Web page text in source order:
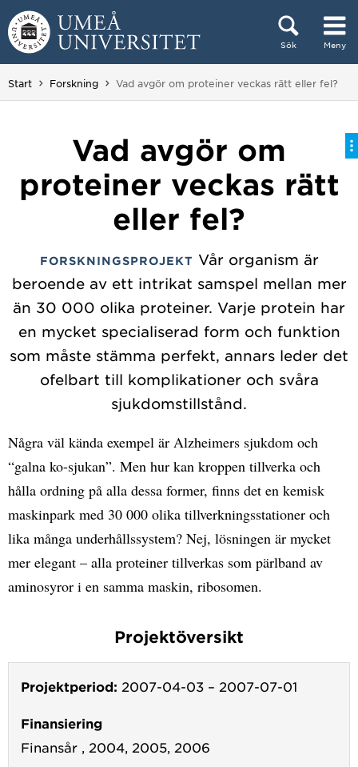
Hoppa direkt till innehållet
Sök Meny
Huvudmenyn dold.
Start Forskning Du är här:
Vad avgör om proteiner veckas rätt eller fel?
Vad avgör om
proteiner veckas rätt
eller fel?
FORSKNINGSPROJEKT Vår organism är
beroende av ett intrikat samspel mellan mer
än 30 000 olika proteiner. Varje protein har
en mycket specialiserad form och funktion
som måste stämma perfekt, annars leder det
ofelbart till komplikationer och svåra
sjukdomstillstånd.
Några väl kända exempel är Alzheimers sjukdom och
“galna ko-sjukan”. Men hur kan kroppen tillverka och
hålla ordning på alla dessa former, finns det en kemisk
maskinpark med 30 000 olika tillverkningsstationer och
lika många underhållssystem? Nej, lösningen är mycket
mer elegant – alla proteiner tillverkas som pärlband av
aminosyror i en samma maskin, ribosomen.
Projektöversikt
Projektperiod: 2007-04-03 – 2007-07-01
Finansiering
Finansår , 2004, 2005, 2006